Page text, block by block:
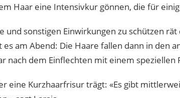
Haar eine Intensivkur gönnen, die für
und sonstigen Einwirkungen zu schützen
es am Abend: Die Haare fallen dann in den
nach dem Einflechten mit einem
eine Kurzhaarfrisur trägt: «Es gibt